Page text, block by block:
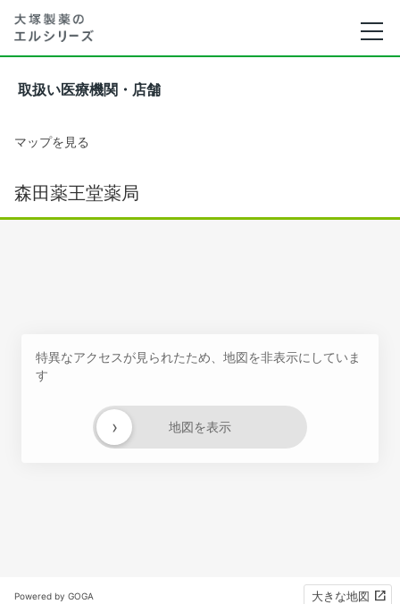
取扱い医療機関・店舗
マップを見る
森田薬王堂薬局
特異なアクセスが見られたため、地図を非表示にしていま
す
地図を表示
›
Powered by GOGA 大きな地図